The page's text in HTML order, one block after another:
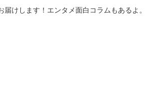
けします！エンタメ面白コラムもあるよ。